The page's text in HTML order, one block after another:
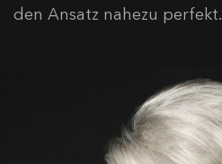
den Ansatz nahezu perfekt.